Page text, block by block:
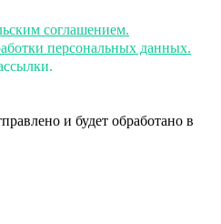
соглашением.
персональных данных.
и будет обработано в